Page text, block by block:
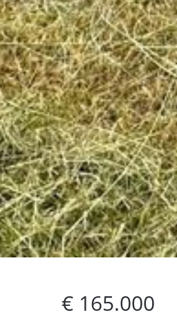
€ 165.000